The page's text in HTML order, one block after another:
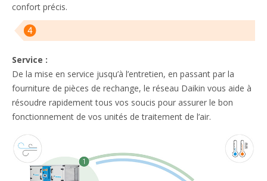
confort précis. ​
Service :
De la mise en service jusqu’à l’entretien, en passant par la
fourniture de pièces de rechange, le réseau Daikin vous aide à
résoudre rapidement tous vos soucis pour assurer le bon
fonctionnement de vos unités de traitement de l’air.